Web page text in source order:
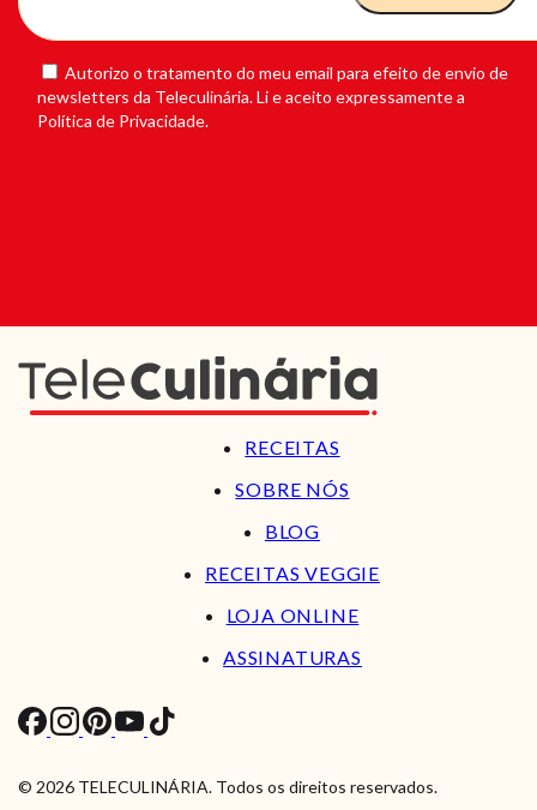
Autorizo o tratamento do meu email para efeito de envio de
newsletters da Teleculinária. Li e aceito expressamente a
Política de Privacidade.
RECEITAS
SOBRE NÓS
BLOG
RECEITAS VEGGIE
LOJA ONLINE
ASSINATURAS
© 2026 TELECULINÁRIA. Todos os direitos reservados.